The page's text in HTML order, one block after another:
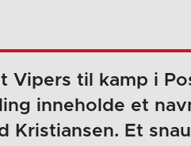
Vipers til kamp i
inneholde et
Kristiansen. Et